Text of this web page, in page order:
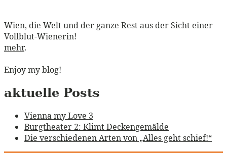
Wien, die Welt und der ganze Rest aus der Sicht einer
Vollblut-Wienerin!
mehr.
Enjoy my blog!
aktuelle Posts
Vienna my Love 3
Burgtheater 2: Klimt Deckengemälde
Die verschiedenen Arten von „Alles geht schief!“